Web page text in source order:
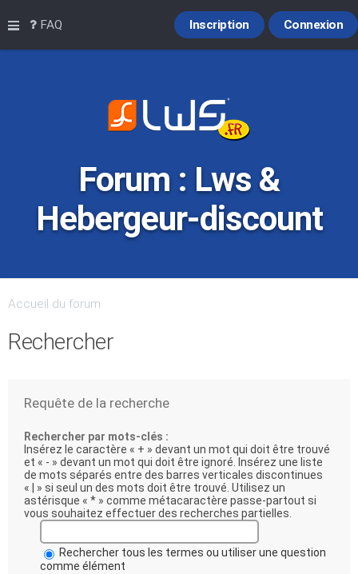
Raccourcis
FAQ Connexion
Inscription
Forum : Lws &
Hebergeur-discount
Accueil du forum
Rechercher
Requête de la recherche
Rechercher par mots-clés :
Insérez le caractère « + » devant un mot qui doit être trouvé
et « - » devant un mot qui doit être ignoré. Insérez une liste
de mots séparés entre des barres verticales discontinues
« | » si seul un des mots doit être trouvé. Utilisez un
astérisque « * » comme métacaractère passe-partout si
vous souhaitez effectuer des recherches partielles.
Rechercher tous les termes ou utiliser une question
comme élément